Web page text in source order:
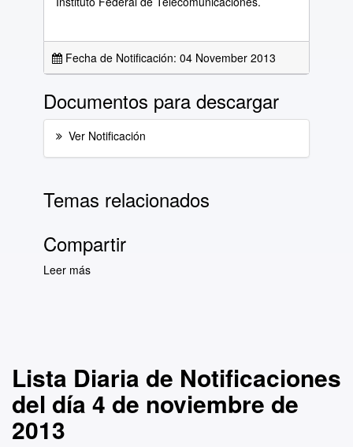
Fecha de Notificación: 04 November 2013
Documentos para descargar
Ver Notificación
Temas relacionados
Compartir
Leer más
Lista Diaria de Notificaciones
del día 4 de noviembre de
2013